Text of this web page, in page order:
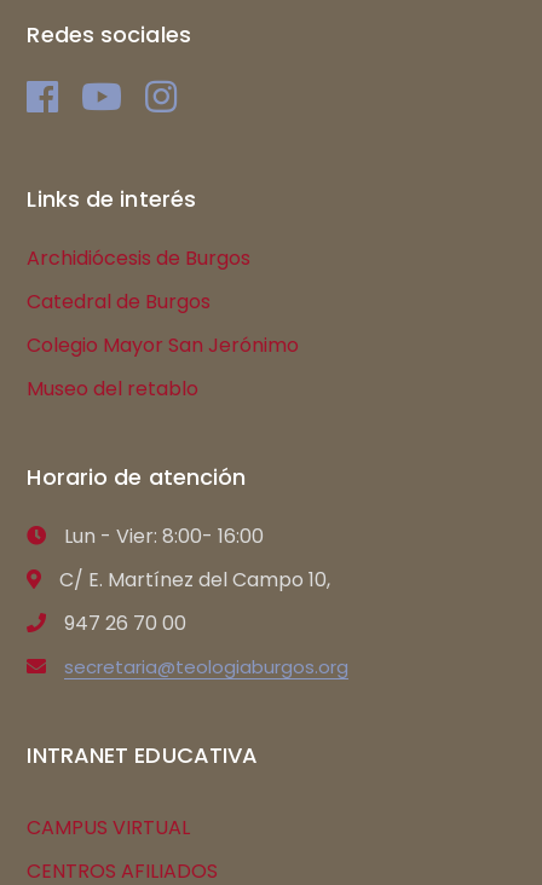
Redes sociales
Links de interés
Archidiócesis de Burgos
Catedral de Burgos
Colegio Mayor San Jerónimo
Museo del retablo
Horario de atención
Lun - Vier: 8:00- 16:00
C/ E. Martínez del Campo 10,
947 26 70 00
secretaria@teologiaburgos.org
INTRANET EDUCATIVA
CAMPUS VIRTUAL
CENTROS AFILIADOS